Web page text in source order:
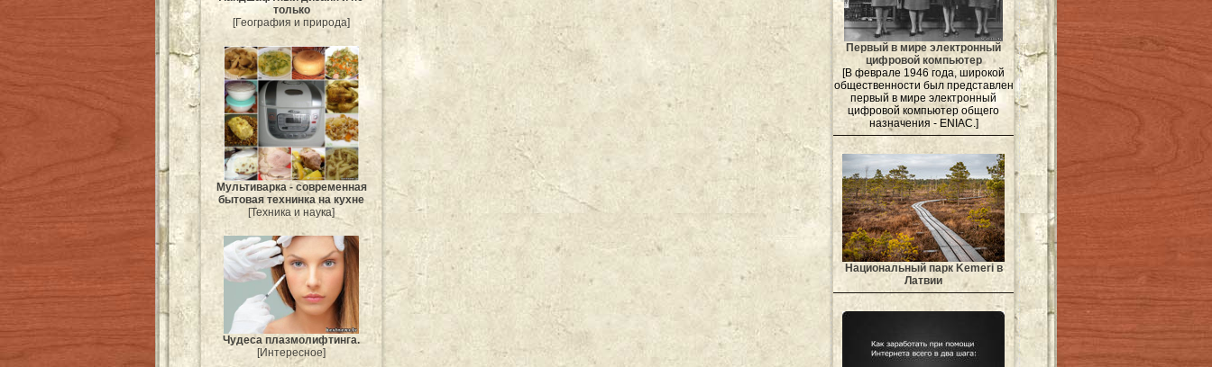
только
[География и природа]
Мультиварка - современная
бытовая технинка на кухне
[Техника и наука]
Чудеса плазмолифтинга.
[Интересное]
Первый в мире электронный
цифровой компьютер
[В феврале 1946 года, широкой
общественности был представлен
первый в мире электронный
цифровой компьютер общего
назначения - ENIAC.]
Национальный парк Kemeri в
Латвии